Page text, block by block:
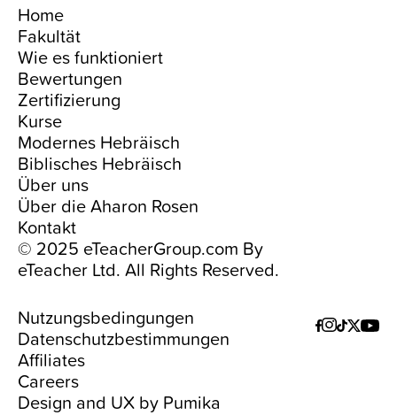
Home
Fakultät
Wie es funktioniert
Bewertungen
Zertifizierung
Kurse
Modernes Hebräisch
Biblisches Hebräisch
Über uns
Über die Aharon Rosen
Kontakt
© 2025 eTeacherGroup.com By
eTeacher Ltd. All Rights Reserved.
Nutzungsbedingungen
Datenschutzbestimmungen
Affiliates
Careers
Design and UX by Pumika